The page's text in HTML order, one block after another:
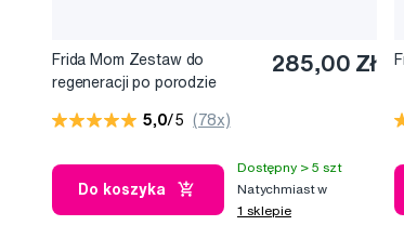
Frida Mom Zestaw do
regeneracji po porodzie
285,00 Zł
5,0/5 (78x)
Do koszyka
Dostępny > 5 szt
Natychmiast w
1 sklepie